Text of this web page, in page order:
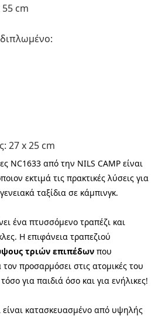
cm
διπλωμένο:
27 x 25 cm
NC1633 από την NILS CAMP είναι
εκτιμά τις πρακτικές λύσεις για
ταξίδια σε κάμπινγκ.
ένα πτυσσόμενο τραπέζι και
Η επιφάνεια τραπεζιού
τριών επιπέδων που
προσαρμόσει στις ατομικές του
για παιδιά όσο και για ενήλικες!
είναι κατασκευασμένο από υψηλής